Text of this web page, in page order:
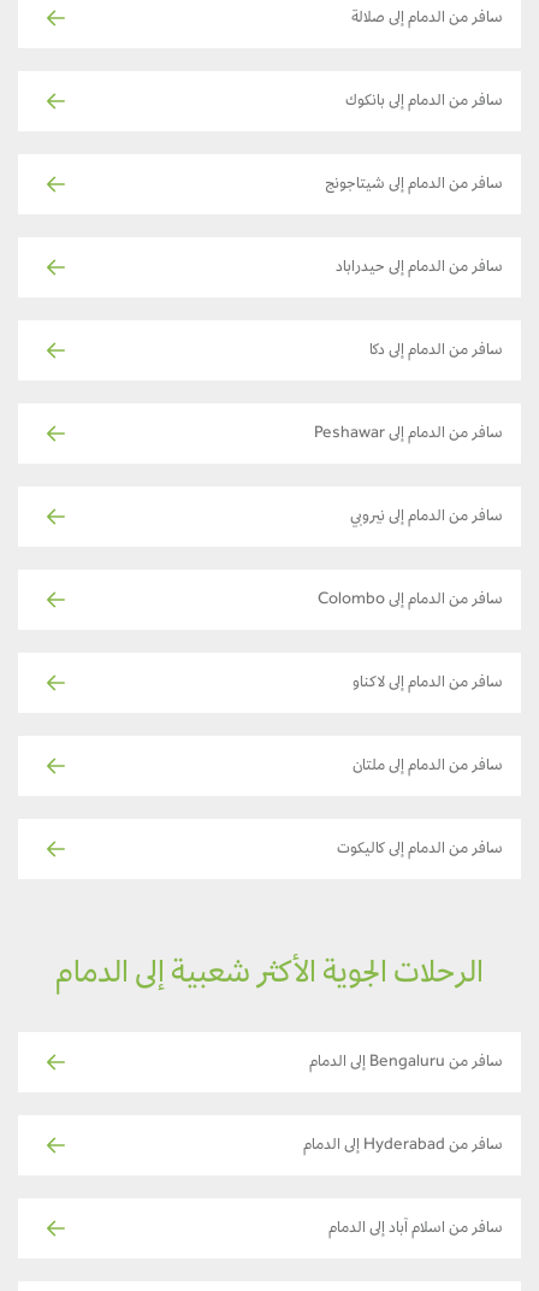
سافر من الدمام إلى صلالة
سافر من الدمام إلى بانكوك
سافر من الدمام إلى شيتاجونج
سافر من الدمام إلى حيدراباد
سافر من الدمام إلى دكا
سافر من الدمام إلى Peshawar
سافر من الدمام إلى نيروبي
سافر من الدمام إلى Colombo
سافر من الدمام إلى لاكناو
سافر من الدمام إلى ملتان
سافر من الدمام إلى كاليكوت
الرحلات الجوية الأكثر شعبية إلى الدمام
سافر من Bengaluru إلى الدمام
سافر من Hyderabad إلى الدمام
سافر من اسلام آباد إلى الدمام